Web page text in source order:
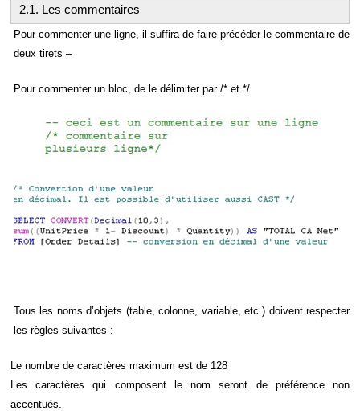
2.1. Les commentaires
Pour commenter une ligne, il suffira de faire précéder le commentaire de
deux tirets –
Pour commenter un bloc, de le délimiter par /* et */
Tous les noms d’objets (table, colonne, variable, etc.) doivent respecter
les règles suivantes :
Le nombre de caractères maximum est de 128
Les caractères qui composent le nom seront de préférence non
accentués.